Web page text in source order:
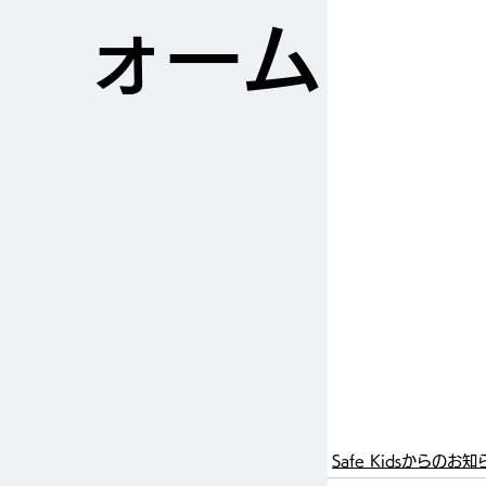
ォーム
Safe Kidsからのお知